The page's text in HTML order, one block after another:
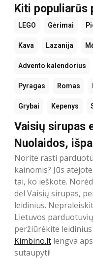
Kiti populiarūs
LEGO Gėrimai
Kava Lazanija
Advento kalendorius
Pyragas Romas
Grybai Kepenys
Vaisių sirupas
Nuolaidos,
Norite rasti
kainomis? Jūs
tai, ko ieškote.
dėl Vaisių sirupas,
leidinius.
Lietuvos
peržiūrėkite
Kimbino.lt lengva
sutaupyti!